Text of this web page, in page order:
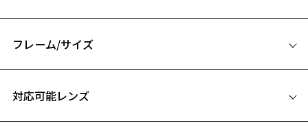
色彩はより自然に、輪郭はよりクリアに。
フィールドごとに最適化された視界をサポートし、あなたのアクティ
ビティを快適に支えます。
サングラスの着用で眩しさを抑えることで、芝目や傾斜、距離感も把
フレーム/サイズ
対応可能レンズ